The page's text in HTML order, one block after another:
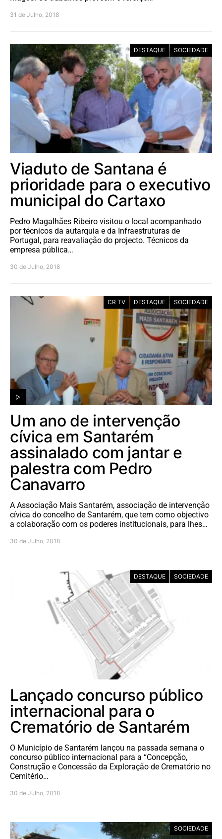
31 de Julho, 2018
DESTAQUE SOCIEDADE
Viaduto de Santana é
prioridade para o executivo
municipal do Cartaxo
Pedro Magalhães Ribeiro visitou o local acompanhado
por técnicos da autarquia e da Infraestruturas de
Portugal, para reavaliação do projecto. Técnicos da
empresa pública…
30 de Julho, 2018
CR TV DESTAQUE SOCIEDADE
Um ano de intervenção
cívica em Santarém
assinalado com jantar e
palestra com Pedro
Canavarro
A Associação Mais Santarém, associação de intervenção
cívica do concelho de Santarém, que tem como objectivo
a colaboração com os poderes institucionais, para lhes…
30 de Julho, 2018
DESTAQUE SOCIEDADE
Lançado concurso público
internacional para o
Crematório de Santarém
O Município de Santarém lançou na passada semana o
concurso público internacional para a “Concepção,
Construção e Concessão da Exploração de Crematório no
Cemitério…
30 de Julho, 2018
SOCIEDADE